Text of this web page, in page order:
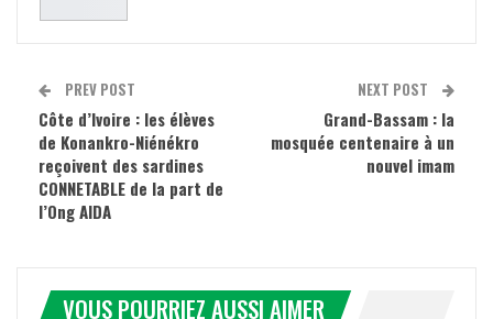
PREV POST
Côte d’Ivoire : les élèves
de Konankro-Niénékro
reçoivent des sardines
CONNETABLE de la part de
l’Ong AIDA
NEXT POST
Grand-Bassam : la
mosquée centenaire à un
nouvel imam
VOUS POURRIEZ AUSSI AIMER